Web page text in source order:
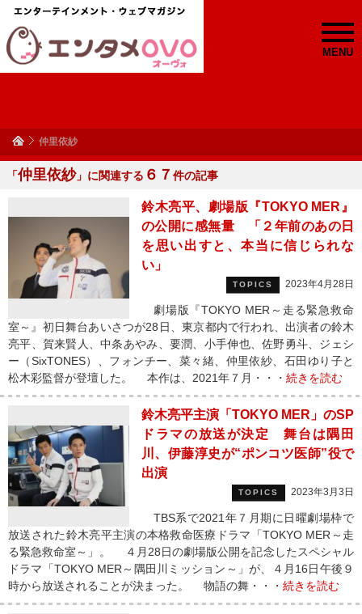
MENU
仲里依紗
「仲里依紗」に関連する ６７ 件の記事
鈴木亮平、劇場版『TOKYO MER』
の公開に感無量 「２年前のあの日
を思い出すと、本当に信じられな
い」
TOPICS 2023年4月28日
劇場版『TOKYO MER～走る緊急救命
室～』初日舞台あいさつが28日、東京都内で行われ、出演者の鈴木
亮平、賀来賢人、中条あやみ、要潤、小手伸也、佐野勇斗、ジェシ
ー（SixTONES）、フォンチー、菜々緒、仲里依紗、石田ゆり子と
松木彩監督が登壇した。 本作は、2021年７月・・・ 続きを読む
鈴木亮平主演「TOKYO MER」のSP
ドラマの放送が決定 舞台は隅田
川、伊藤淳史が“ポンコツ医師”役で
出演
TOPICS 2023年3月3日
TBS系で2021年７月期に日曜劇場枠で
放送された鈴木亮平主演の本格救命医療ドラマ「TOKYO MER～走
る緊急救命室～」。 ４月28日の劇場版公開を記念したスペシャル
ドラマ「TOKYO MER～隅田川ミッション～」が、４月16日午後９
時から放送されることが決まった。 物語の舞・・・ 続きを読む